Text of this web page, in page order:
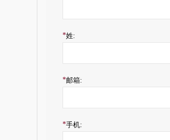
*姓:
*邮箱:
*手机: